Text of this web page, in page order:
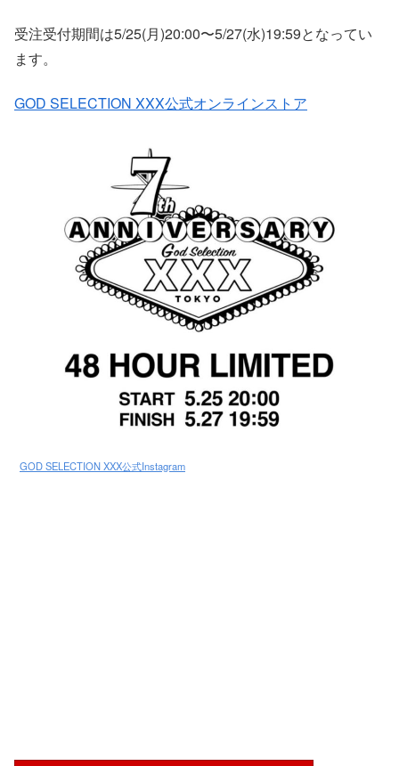
受注受付期間は5/25(月)20:00〜5/27(水)19:59となってい
ます。
GOD SELECTION XXX公式オンラインストア
GOD SELECTION XXX公式Instagram